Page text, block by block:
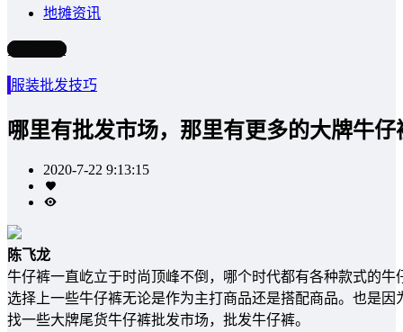
地摊资讯
写文章
服装批发技巧
哪里有批发市场，那里有更多的大牌牛仔
2020-7-22 9:13:15
陈飞龙
牛仔裤一直屹立于时尚顶峰不倒，哪个时代都有各种款式的
选择上一些牛仔裤无论是作为主打商品还是搭配商品。也是
找一些大牌尾货牛仔裤批发市场，批发牛仔裤。